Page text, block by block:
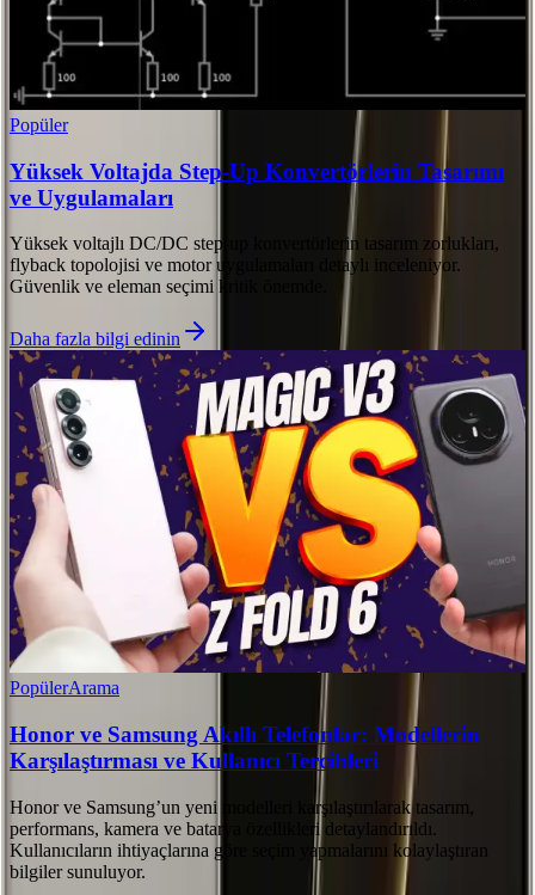
Popüler
Yüksek Voltajda Step-Up Konvertörlerin Tasarımı
ve Uygulamaları
Yüksek voltajlı DC/DC step-up konvertörlerin tasarım zorlukları,
flyback topolojisi ve motor uygulamaları detaylı inceleniyor.
Güvenlik ve eleman seçimi kritik önemde.
Daha fazla bilgi edinin
PopülerArama
Honor ve Samsung Akıllı Telefonlar: Modellerin
Karşılaştırması ve Kullanıcı Tercihleri
Honor ve Samsung’un yeni modelleri karşılaştırılarak tasarım,
performans, kamera ve batarya özellikleri detaylandırıldı.
Kullanıcıların ihtiyaçlarına göre seçim yapmalarını kolaylaştıran
bilgiler sunuluyor.